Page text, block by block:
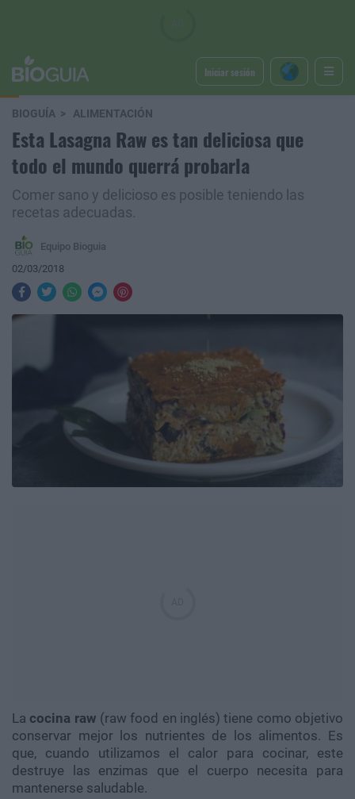
Iniciar sesión
BIOGUÍA ALIMENTACIÓN
Esta Lasagna Raw es tan deliciosa que
todo el mundo querrá probarla
Comer sano y delicioso es posible teniendo las
recetas adecuadas.
Equipo Bioguia
02/03/2018
La cocina raw (raw food en inglés) tiene como objetivo
conservar mejor los nutrientes de los alimentos. Es
que, cuando utilizamos el calor para cocinar, este
destruye las enzimas que el cuerpo necesita para
mantenerse saludable.